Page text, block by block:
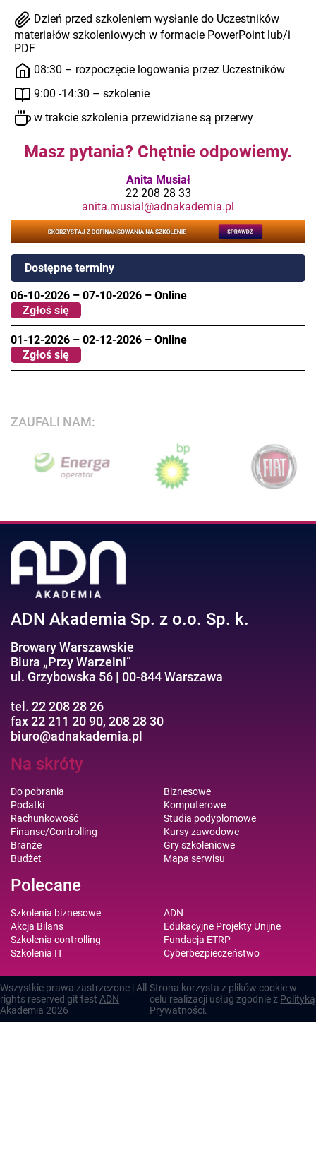
Dzień przed szkoleniem wysłanie do Uczestników
materiałów szkoleniowych w formacie PowerPoint lub/i
PDF
08:30 – rozpoczęcie logowania przez Uczestników
9:00 -14:30 – szkolenie
w trakcie szkolenia przewidziane są przerwy
Masz pytania? Chętnie odpowiemy.
Anita Musiał
22 208 28 33
anita.musial@adnakademia.pl
Dostępne terminy
06-10-2026 – 07-10-2026 – Online
Zgłoś się
01-12-2026 – 02-12-2026 – Online
Zgłoś się
ZAUFALI NAM:
ADN Akademia Sp. z o.o. Sp. k.
Browary Warszawskie
Biura „Przy Warzelni”
ul. Grzybowska 56 | 00-844 Warszawa
tel. 22 208 28 26
fax 22 211 20 90, 208 28 30
biuro@adnakademia.pl
Na skróty
Do pobrania
Podatki
Rachunkowość
Finanse/Controlling
Branże
Budżet
Biznesowe
Komputerowe
Studia podyplomowe
Kursy zawodowe
Gry szkoleniowe
Mapa serwisu
Polecane
Szkolenia biznesowe
Akcja Bilans
Szkolenia controlling
Szkolenia IT
ADN
Edukacyjne Projekty Unijne
Fundacja ETRP
Cyberbezpieczeństwo
Wszystkie prawa zastrzezone | All
rights reserved git test ADN
Akademia 2026
Strona korzysta z plików cookie w
celu realizacji usług zgodnie z Polityką
Prywatności.